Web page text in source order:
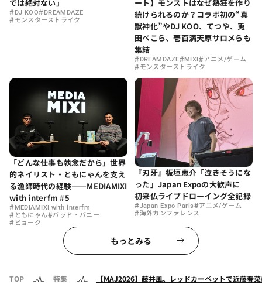
では絶対ない」
# DJ KOO# DREAMDAZE
#モンスターストライク
ート】モンストはなぜ熱狂を作り
続けられるのか？コラボ初の“真
獣神化”やDJ KOO、てつや、兎
田ぺこら、壱百満天原サロメらも
集結
# DREAMDAZE#MIXI #アニメ/ゲーム
#モンスターストライク
「どんな仕事も執念だから」世界
的ネイリスト・ともにゃんを支え
る漁師時代の経験——MEDIAMIXI
with interfm #5
#MEDIAMIXI with interfm
# ともにゃん#バッド・バニー
# ビョーク
『刃牙』板垣恵介「泣きそうにな
った」Japan Expoの大歓声に
初来仏ライブドローイング全記録
#Japan Expo Paris#アニメ/ゲーム
#海外カンファレンス
もっとみる
TOP 特集 【MAJ2026】藤井風、レッドカーペットで近藤